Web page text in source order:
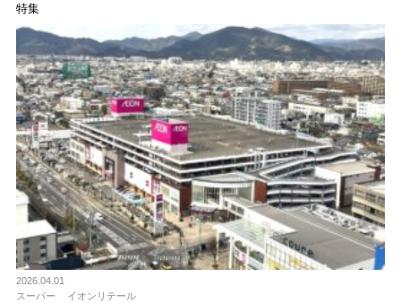
特集
2026.04.01
スーパー
イオンリテール